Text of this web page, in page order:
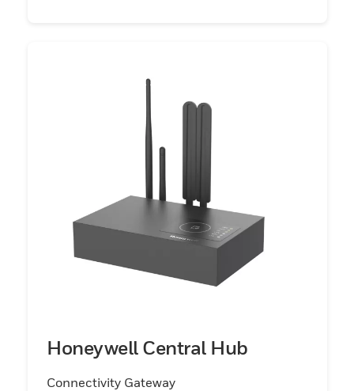
Honeywell Central Hub
Connectivity Gateway